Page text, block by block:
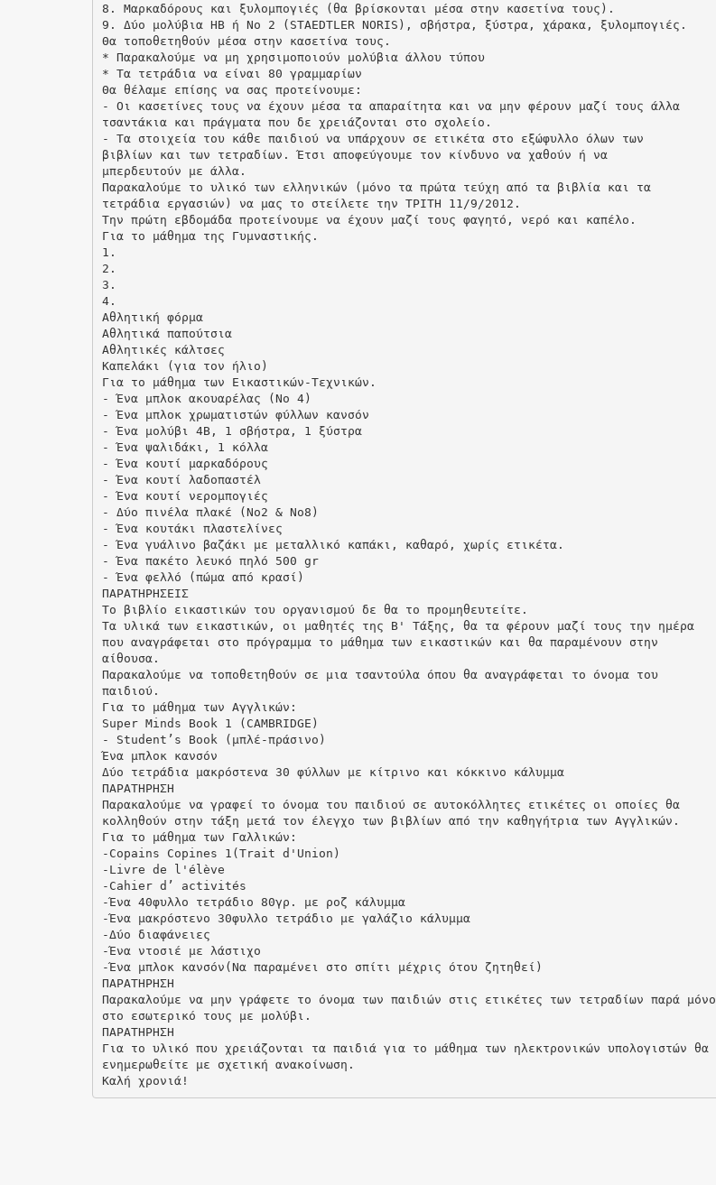
8. Μαρκαδόρους και ξυλομπογιές (θα βρίσκονται μέσα στην κασετίνα τους).
9. Δύο μολύβια ΗΒ ή Νο 2 (STAEDTLER NORIS), σβήστρα, ξύστρα, χάρακα, ξυλομπογιές.
Θα τοποθετηθούν μέσα στην κασετίνα τους.
* Παρακαλούμε να μη χρησιμοποιούν μολύβια άλλου τύπου
* Τα τετράδια να είναι 80 γραμμαρίων
Θα θέλαμε επίσης να σας προτείνουμε:
- Οι κασετίνες τους να έχουν μέσα τα απαραίτητα και να μην φέρουν μαζί τους άλλα
τσαντάκια και πράγματα που δε χρειάζονται στο σχολείο.
- Τα στοιχεία του κάθε παιδιού να υπάρχουν σε ετικέτα στο εξώφυλλο όλων των
βιβλίων και των τετραδίων. Έτσι αποφεύγουμε τον κίνδυνο να χαθούν ή να
μπερδευτούν με άλλα.
Παρακαλούμε το υλικό των ελληνικών (μόνο τα πρώτα τεύχη από τα βιβλία και τα
τετράδια εργασιών) να μας το στείλετε την ΤΡΙΤΗ 11/9/2012.
Την πρώτη εβδομάδα προτείνουμε να έχουν μαζί τους φαγητό, νερό και καπέλο.
Για το μάθημα της Γυμναστικής.
1.
2.
3.
4.
Αθλητική φόρμα
Αθλητικά παπούτσια
Αθλητικές κάλτσες
Καπελάκι (για τον ήλιο)
Για το μάθημα των Εικαστικών-Τεχνικών.
- Ένα μπλοκ ακουαρέλας (Νo 4)
- Ένα μπλοκ χρωματιστών φύλλων κανσόν
- Ένα μολύβι 4Β, 1 σβήστρα, 1 ξύστρα
- Ένα ψαλιδάκι, 1 κόλλα
- Ένα κουτί μαρκαδόρους
- Ένα κουτί λαδοπαστέλ
- Ένα κουτί νερομπογιές
- Δύο πινέλα πλακέ (No2 & No8)
- Ένα κουτάκι πλαστελίνες
- Ένα γυάλινο βαζάκι με μεταλλικό καπάκι, καθαρό, χωρίς ετικέτα.
- Ένα πακέτο λευκό πηλό 500 gr
- Ένα φελλό (πώμα από κρασί)
ΠΑΡΑΤΗΡΗΣΕΙΣ
Το βιβλίο εικαστικών του οργανισμού δε θα το προμηθευτείτε.
Τα υλικά των εικαστικών, οι μαθητές της Β' Τάξης, θα τα φέρουν μαζί τους την ημέρα
που αναγράφεται στο πρόγραμμα το μάθημα των εικαστικών και θα παραμένουν στην
αίθουσα.
Παρακαλούμε να τοποθετηθούν σε μια τσαντούλα όπου θα αναγράφεται το όνομα του
παιδιού.
Για το μάθημα των Αγγλικών:
Super Minds Book 1 (CAMBRIDGE)
- Student’s Book (μπλέ-πράσινο)
Ένα μπλοκ κανσόν
Δύο τετράδια μακρόστενα 30 φύλλων με κίτρινο και κόκκινο κάλυμμα
ΠΑΡΑΤΗΡΗΣΗ
Παρακαλούμε να γραφεί το όνομα του παιδιού σε αυτοκόλλητες ετικέτες οι οποίες θα
κολληθούν στην τάξη μετά τον έλεγχο των βιβλίων από την καθηγήτρια των Αγγλικών.
Για το μάθημα των Γαλλικών:
-Copains Copines 1(Trait d'Union)
-Livre de l'élève
-Cahier d’ activités
-Ένα 40φυλλο τετράδιο 80γρ. με ροζ κάλυμμα
-Ένα μακρόστενο 30φυλλο τετράδιο με γαλάζιο κάλυμμα
-Δύο διαφάνειες
-Ένα ντοσιέ με λάστιχο
-Ένα μπλοκ κανσόν(Να παραμένει στο σπίτι μέχρις ότου ζητηθεί)
ΠΑΡΑΤΗΡΗΣΗ
Παρακαλούμε να μην γράφετε το όνομα των παιδιών στις ετικέτες των τετραδίων παρά μόνο
στο εσωτερικό τους με μολύβι.
ΠΑΡΑΤΗΡΗΣΗ
Για το υλικό που χρειάζονται τα παιδιά για το μάθημα των ηλεκτρονικών υπολογιστών θα
ενημερωθείτε με σχετική ανακοίνωση.